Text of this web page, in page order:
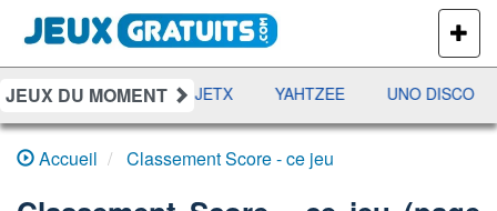
PLUS
DE
JEUX
JEUX DU MOMENT
DAMES RAMI JETX YAHTZEE UNO DISCO
Accueil Classement Score - ce jeu